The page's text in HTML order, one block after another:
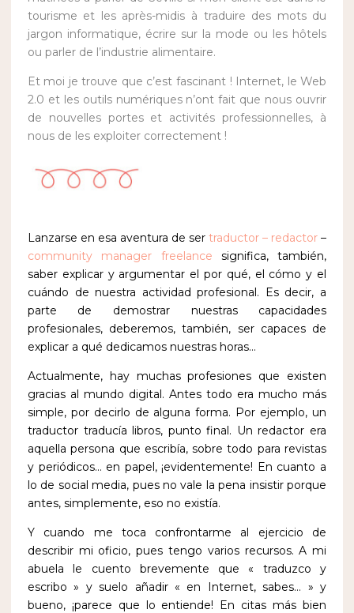
tourisme et les après-midis à traduire des mots du
jargon informatique, écrire sur la mode ou les hôtels
ou parler de l’industrie alimentaire.
Et moi je trouve que c’est fascinant ! Internet, le Web
2.0 et les outils numériques n’ont fait que nous ouvrir
de nouvelles portes et activités professionnelles, à
nous de les exploiter correctement !
Lanzarse en esa aventura de sertraductor – redactor –
community manager
freelance significa, también,
saber explicar y argumentar el por qué, el cómo y el
cuándo de nuestra actividad profesional. Es decir, a
parte de demostrar nuestras capacidades
profesionales, deberemos, también, ser capaces de
explicar a qué dedicamos nuestras horas…
Actualmente, hay muchas profesiones que existen
gracias al mundo digital. Antes todo era mucho más
simple, por decirlo de alguna forma. Por ejemplo, un
traductor traducía libros, punto final. Un redactor era
aquella persona que escribía, sobre todo para revistas
y periódicos… en papel, ¡evidentemente! En cuanto a
lo de social media, pues no vale la pena insistir porque
antes, simplemente, eso no existía.
Y cuando me toca confrontarme al ejercicio de
describir mi oficio, pues tengo varios recursos. A mi
abuela le cuento brevemente que « traduzco y
escribo » y suelo añadir « en Internet, sabes… » y
bueno, ¡parece que lo entiende! En citas más bien